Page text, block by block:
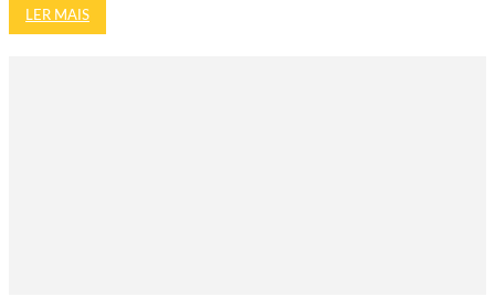
LER MAIS